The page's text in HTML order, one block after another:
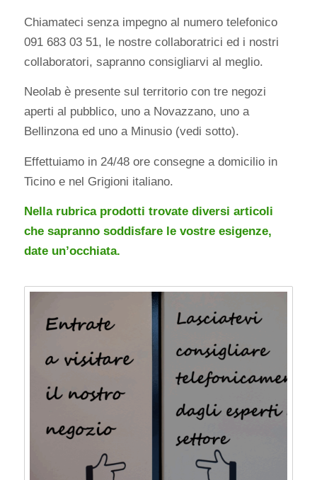
Chiamateci senza impegno al numero telefonico
091 683 03 51, le nostre collaboratrici ed i nostri
collaboratori, sapranno consigliarvi al meglio.
Neolab è presente sul territorio con tre negozi
aperti al pubblico, uno a Novazzano, uno a
Bellinzona ed uno a Minusio (vedi sotto).
Effettuiamo in 24/48 ore consegne a domicilio in
Ticino e nel Grigioni italiano.
Nella rubrica prodotti trovate diversi articoli
che sapranno soddisfare le vostre esigenze,
date un’occhiata.